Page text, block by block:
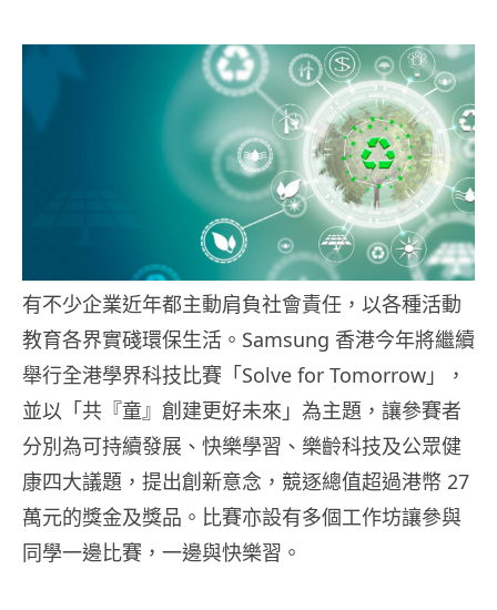
有不少企業近年都主動肩負社會責任，以各種活動
教育各界實碊環保生活。 Samsung 香港今年將繼續
舉行全港學界科技比賽「Solve for Tomorrow」，
並以「共『童』創建更好未來」為主題，讓參賽者
分別為可持續發展、快樂學習、樂齡科技及公眾健
康四大議題，提出創新意念，競逐​​總值超過港幣 27
萬元的獎金及獎品。比賽亦設有多個工作坊讓參與
同學一邊比賽，一邊與快樂習。